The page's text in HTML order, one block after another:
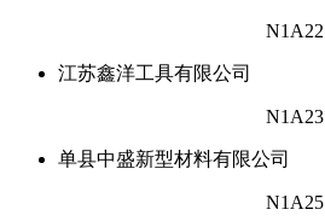
N1A22
江苏鑫洋工具有限公司
N1A23
单县中盛新型材料有限公司
N1A25